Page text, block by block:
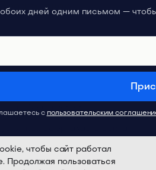
Продуктовое
чтобы сайт работал
Продолжая пользоваться
дней одним письмом —
с пользовательским